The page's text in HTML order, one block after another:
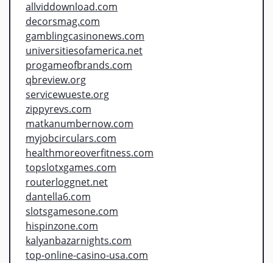
allviddownload.com
decorsmag.com
gamblingcasinonews.com
universitiesofamerica.net
progameofbrands.com
qbreview.org
servicewueste.org
zippyrevs.com
matkanumbernow.com
myjobcirculars.com
healthmoreoverfitness.com
topslotxgames.com
routerloggnet.net
dantella6.com
slotsgamesone.com
hispinzone.com
kalyanbazarnights.com
top-online-casino-usa.com